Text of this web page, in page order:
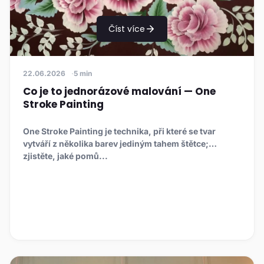
Číst více
22.06.2026 5 min
Co je to jednorázové malování — One
Stroke Painting
One Stroke Painting je technika, při které se tvar
vytváří z několika barev jediným tahem štětce;
zjistěte, jaké pomů...